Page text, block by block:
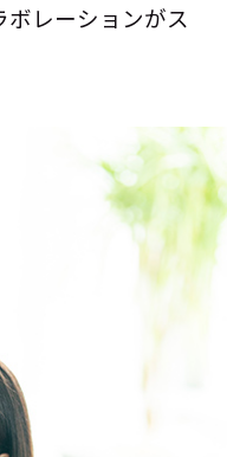
レーションがス